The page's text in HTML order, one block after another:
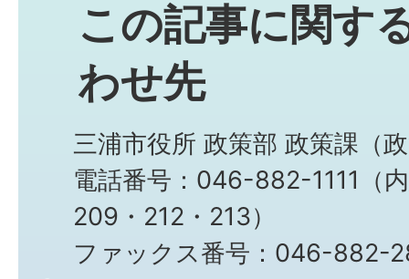
この記事に関す
わせ先
三浦市役所 政策部 政策課（
電話番号：046-882-1111（
209・212・213）
ファックス番号：046-882-